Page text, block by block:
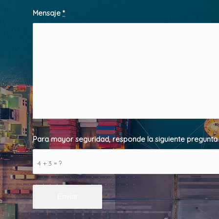
Mensaje *
4 + 3 = ?
Para mayor seguridad, responde la siguiente pregunta